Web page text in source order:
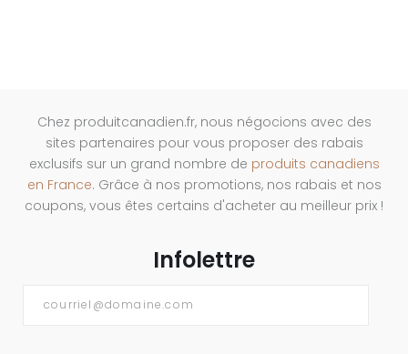
Chez produitcanadien.fr, nous négocions avec des
sites partenaires pour vous proposer des rabais
exclusifs sur un grand nombre de produits canadiens
en France. Grâce à nos promotions, nos rabais et nos
coupons, vous êtes certains d'acheter au meilleur prix !
Infolettre